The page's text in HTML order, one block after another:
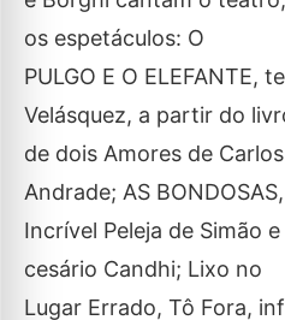
os espetáculos: O
PULGO E O ELEFANTE,
Velásquez, a partir do
de dois Amores de
Andrade; AS
Incrível Peleja de Simão
cesário Candhi; Lixo no
Lugar Errado, Tô Fora,